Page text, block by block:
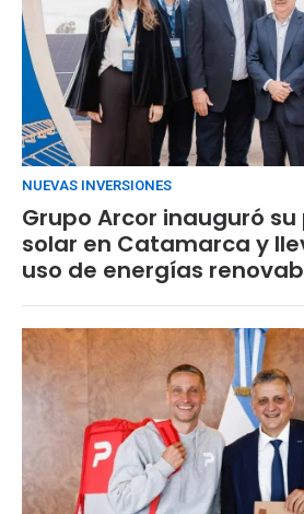
NUEVAS INVERSIONES
Grupo Arcor inauguró
solar en Catamarca y
uso de energías